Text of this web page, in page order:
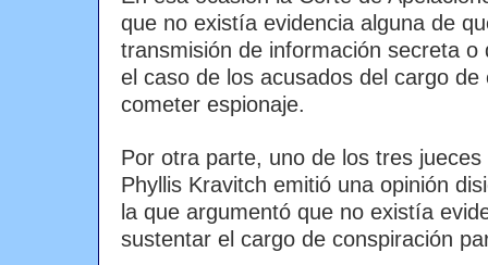
que no existía evidencia alguna de
transmisión de información secreta o
el caso de los acusados del cargo de
cometer espionaje.
Por otra parte, uno de los tres
Phyllis Kravitch emitió una opinión
la que argumentó que no existía
sustentar el cargo de conspiración